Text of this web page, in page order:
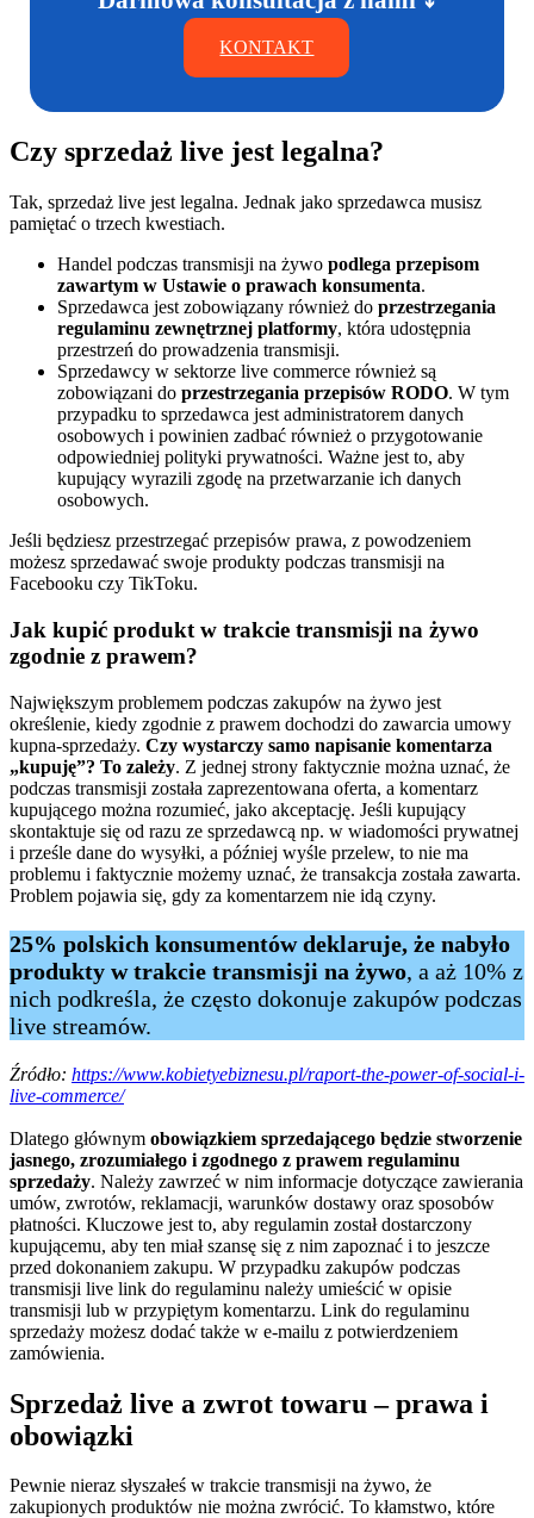
KONTAKT
Czy sprzedaż live jest legalna?
Tak, sprzedaż live jest legalna. Jednak jako sprzedawca musisz
pamiętać o trzech kwestiach.
Handel podczas transmisji na żywo podlega przepisom
zawartym w Ustawie o prawach konsumenta.
Sprzedawca jest zobowiązany również do przestrzegania
regulaminu zewnętrznej platformy, która udostępnia
przestrzeń do prowadzenia transmisji.
Sprzedawcy w sektorze live commerce również są
zobowiązani do przestrzegania przepisów RODO. W tym
przypadku to sprzedawca jest administratorem danych
osobowych i powinien zadbać również o przygotowanie
odpowiedniej polityki prywatności. Ważne jest to, aby
kupujący wyrazili zgodę na przetwarzanie ich danych
osobowych.
Jeśli będziesz przestrzegać przepisów prawa, z powodzeniem
możesz sprzedawać swoje produkty podczas transmisji na
Facebooku czy TikToku.
Jak kupić produkt w trakcie transmisji na żywo
zgodnie z prawem?
Największym problemem podczas zakupów na żywo jest
określenie, kiedy zgodnie z prawem dochodzi do zawarcia umowy
kupna-sprzedaży. Czy wystarczy samo napisanie komentarza
„kupuję”? To zależy. Z jednej strony faktycznie można uznać, że
podczas transmisji została zaprezentowana oferta, a komentarz
kupującego można rozumieć, jako akceptację. Jeśli kupujący
skontaktuje się od razu ze sprzedawcą np. w wiadomości prywatnej
i prześle dane do wysyłki, a później wyśle przelew, to nie ma
problemu i faktycznie możemy uznać, że transakcja została zawarta.
Problem pojawia się, gdy za komentarzem nie idą czyny.
25% polskich konsumentów deklaruje, że nabyło
produkty w trakcie transmisji na żywo, a aż 10% z
nich podkreśla, że często dokonuje zakupów podczas
live streamów.
Źródło: https://www.kobietyebiznesu.pl/raport-the-power-of-social-i-
live-commerce/
Dlatego głównym obowiązkiem sprzedającego będzie stworzenie
jasnego, zrozumiałego i zgodnego z prawem regulaminu
sprzedaży. Należy zawrzeć w nim informacje dotyczące zawierania
umów, zwrotów, reklamacji, warunków dostawy oraz sposobów
płatności. Kluczowe jest to, aby regulamin został dostarczony
kupującemu, aby ten miał szansę się z nim zapoznać i to jeszcze
przed dokonaniem zakupu. W przypadku zakupów podczas
transmisji live link do regulaminu należy umieścić w opisie
transmisji lub w przypiętym komentarzu. Link do regulaminu
sprzedaży możesz dodać także w e-mailu z potwierdzeniem
zamówienia.
Sprzedaż live a zwrot towaru – prawa i
obowiązki
Pewnie nieraz słyszałeś w trakcie transmisji na żywo, że
zakupionych produktów nie można zwrócić. To kłamstwo, które